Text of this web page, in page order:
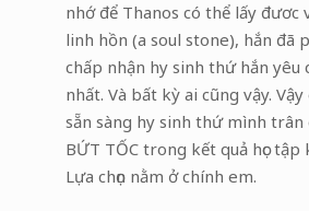
nhớ để Thanos có thể lấy đươc
linh hồn (a soul stone), hắn đã
chấp nhận hy sinh thứ hắn yêu
nhất. Và bất kỳ ai cũng vậy. Vậy
sẵn sàng hy sinh thứ mình trân
BỨT TỐC trong kết quả học tập
Lựa chọn nằm ở chính em.